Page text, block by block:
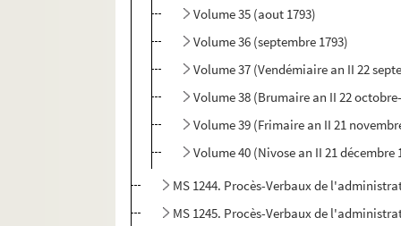
Volume 35 (aout 1793)
Volume 36 (septembre 1793)
Volume 37 (Vendémiaire an II 22
Volume 38 (Brumaire an II 22
Volume 39 (Frimaire an II 21
Volume 40 (Nivose an II 21 décembre
MS 1244. Procès-Verbaux de
MS 1245. Procès-Verbaux de